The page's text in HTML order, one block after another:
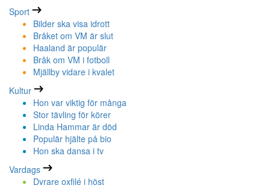
Sport
Bilder ska visa idrott
Bråket om VM är slut
Haaland är populär
Bråk om VM i fotboll
Mjällby vidare i kvalet
Kultur
Hon var viktig för många
Stor tävling för körer
Linda Hammar är död
Populär hjälte på bio
Hon ska dansa i tv
Vardags
Dyrare oxfilé i höst